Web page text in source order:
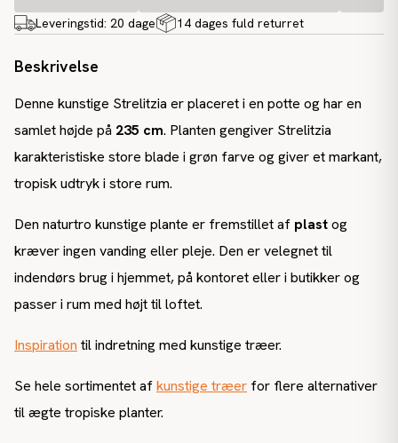
Leveringstid: 20 dage 14 dages fuld returret
Beskrivelse
Denne kunstige Strelitzia er placeret i en potte og har en
samlet højde på 235 cm. Planten gengiver Strelitzia
karakteristiske store blade i grøn farve og giver et markant,
tropisk udtryk i store rum.
Den naturtro kunstige plante er fremstillet af plastog
kræver ingen vanding eller pleje. Den er velegnet til
indendørs brug i hjemmet, på kontoret eller i butikker og
passer i rum med højt til loftet.
Inspiration til indretning med kunstige træer.
Se hele sortimentet afkunstige træer for flere alternativer
til ægte tropiske planter.